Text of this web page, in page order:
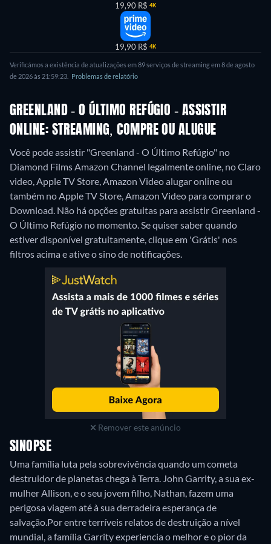
19,90 R$ 4K
19,90 R$ 4K
Verificámos a existência de atualizações em 89 serviços de streaming em 8 de agosto
de 2026 às 21:59:23.
Problemas de relatório
GREENLAND - O ÚLTIMO REFÚGIO - ASSISTIR
ONLINE: STREAMING, COMPRE OU ALUGUE
Você pode assistir "Greenland - O Último Refúgio" no
Diamond Films Amazon Channel legalmente online, no Claro
video, Apple TV Store, Amazon Video alugar online ou
também no Apple TV Store, Amazon Video para comprar o
Download. Não há opções gratuitas para assistir Greenland -
O Último Refúgio no momento. Se quiser saber quando
estiver disponível gratuitamente, clique em 'Grátis' nos
filtros acima e ative o sino de notificações.
Remover este anúncio
SINOPSE
Uma família luta pela sobrevivência quando um cometa
destruidor de planetas chega à Terra. John Garrity, a sua ex-
mulher Allison, e o seu jovem filho, Nathan, fazem uma
perigosa viagem até à sua derradeira esperança de
salvação.Por entre terríveis relatos de destruição a nível
mundial, a família Garrity experiencia o melhor e o pior da